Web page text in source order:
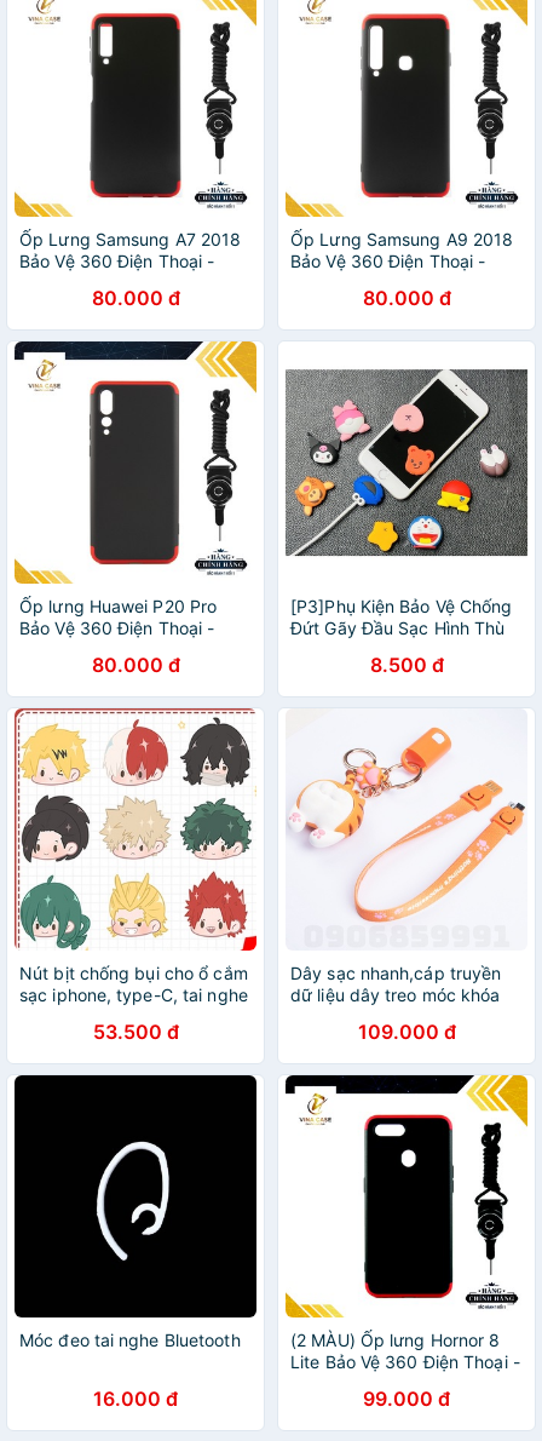
Ốp Lưng Samsung A7 2018
Bảo Vệ 360 Điện Thoại -
80.000 đ
Ốp Lưng Samsung A9 2018
Bảo Vệ 360 Điện Thoại -
80.000 đ
Ốp lưng Huawei P20 Pro
Bảo Vệ 360 Điện Thoại -
80.000 đ
[P3]Phụ Kiện Bảo Vệ Chống
Đứt Gãy Đầu Sạc Hình Thù
8.500 đ
Nút bịt chống bụi cho ổ cắm
sạc iphone, type-C, tai nghe
53.500 đ
Dây sạc nhanh,cáp truyền
dữ liệu dây treo móc khóa
109.000 đ
Móc đeo tai nghe Bluetooth
16.000 đ
(2 MÀU) Ốp lưng Hornor 8
Lite Bảo Vệ 360 Điện Thoại -
99.000 đ